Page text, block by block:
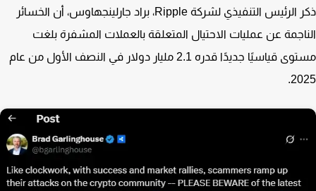
ذكر الرئيس التنفيذي لشركة Ripple، براد جارلينجهاوس، أن الخسائر
عن عمليات الاحتيال المتعلقة بالعملات المشفرة بلغت
مستوى قياسيًا جديدًا قدره 2.1 مليار دولار في النصف الأول من عام